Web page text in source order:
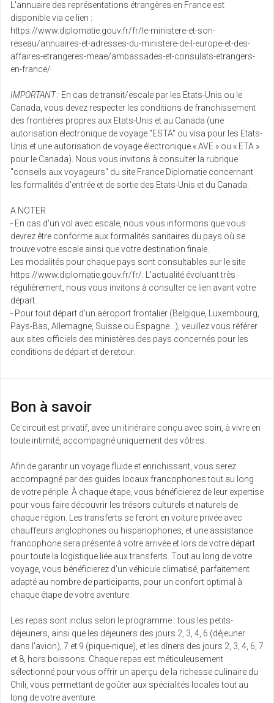
mai
lun.
31
mai
9637 €/pers.
Retour le
09/06/2027
jeu.
03
juin
9629 €/pers.
Retour le
12/06/2027
sam.
05
juin
9597 €/pers.
Retour le
14/06/2027
06
juin
lun.
07
juin
9711 €/pers.
Retour le
16/06/2027
10
juin
9629 € /pers.
Retour le
19/06/2027
ven.
sam.
juin
21/06/2027
17
juin
9498 €
Retour le
26/06/2027
18
juin
9662 €
Retour le
27/06/2027
19
juin
9673 €
Retour le
28/06/2027
20
juin
9667 € /pers.
Retour le
29/06/2027
26
juin
9702 €
Retour le
05/07/2027
L'annuaire des représentations étrangères en France est
disponible via ce lien :
https://www.diplomatie.gouv.fr/fr/le-ministere-et-son-
reseau/annuaires-et-adresses-du-ministere-de-l-europe-et-des-
affaires-etrangeres-meae/ambassades-et-consulats-etrangers-
en-france/
IMPORTANT : En cas de transit/escale par les Etats-Unis ou le
Canada, vous devez respecter les conditions de franchissement
des frontières propres aux Etats-Unis et au Canada (une
autorisation électronique de voyage "ESTA" ou visa pour les Etats-
Unis et une autorisation de voyage électronique « AVE » ou « ETA »
pour le Canada). Nous vous invitons à consulter la rubrique
"conseils aux voyageurs" du site France Diplomatie concernant
les formalités d'entrée et de sortie des Etats-Unis et du Canada.
A NOTER
- En cas d'un vol avec escale, nous vous informons que vous
devrez être conforme aux formalités sanitaires du pays où se
trouve votre escale ainsi que votre destination finale.
Les modalités pour chaque pays sont consultables sur le site
https://www.diplomatie.gouv.fr/fr/. L'actualité évoluant très
régulièrement, nous vous invitons à consulter ce lien avant votre
départ.
- Pour tout départ d'un aéroport frontalier (Belgique, Luxembourg,
Pays-Bas, Allemagne, Suisse ou Espagne...), veuillez vous référer
aux sites officiels des ministères des pays concernés pour les
conditions de départ et de retour.
Bon à savoir
Ce circuit est privatif, avec un itinéraire conçu avec soin, à vivre en
toute intimité, accompagné uniquement des vôtres.
Afin de garantir un voyage fluide et enrichissant, vous serez
accompagné par des guides locaux francophones tout au long
de votre périple. À chaque étape, vous bénéficierez de leur expertise
pour vous faire découvrir les trésors culturels et naturels de
chaque région. Les transferts se feront en voiture privée avec
chauffeurs anglophones ou hispanophones, et une assistance
francophone sera présente à votre arrivée et lors de votre départ
pour toute la logistique liée aux transferts. Tout au long de votre
voyage, vous bénéficierez d'un véhicule climatisé, parfaitement
adapté au nombre de participants, pour un confort optimal à
chaque étape de votre aventure.
Les repas sont inclus selon le programme : tous les petits-
déjeuners, ainsi que les déjeuners des jours 2, 3, 4, 6 (déjeuner
dans l'avion), 7 et 9 (pique-nique), et les dîners des jours 2, 3, 4, 6, 7
et 8, hors boissons. Chaque repas est méticuleusement
sélectionné pour vous offrir un aperçu de la richesse culinaire du
Chili, vous permettant de goûter aux spécialités locales tout au
long de votre aventure.